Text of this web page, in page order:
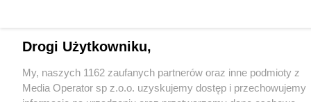
Drogi Użytkowniku,
My, naszych 1162 zaufanych partnerów oraz inne podmioty z
Media Operator sp z.o.o. uzyskujemy dostęp i przechowujemy